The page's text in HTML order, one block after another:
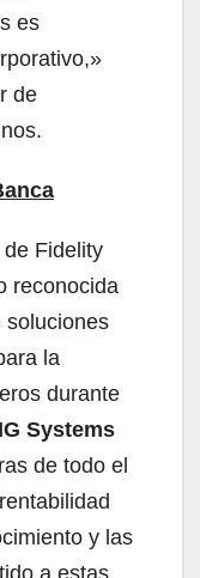
es
de
Fidelity
reconocida
soluciones
la
durante
Systems
de todo el
y las
a estas